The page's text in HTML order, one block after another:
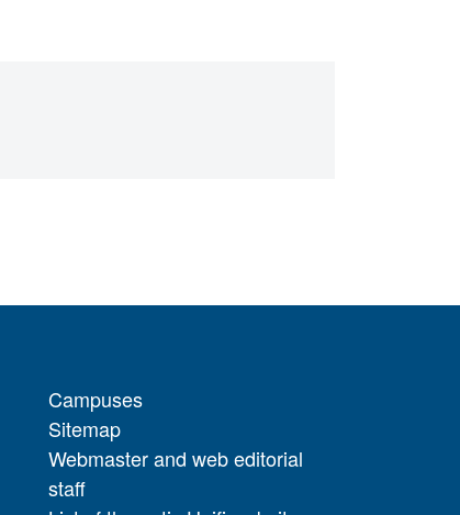
Campuses
Sitemap
Webmaster and web editorial
staff